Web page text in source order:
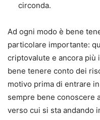
circonda.
Ad ogni modo è bene
particolare importante:
criptovalute e ancora più
bene tenere conto dei
motivo prima di entrare
sempre bene conoscere
verso cui si sta andando